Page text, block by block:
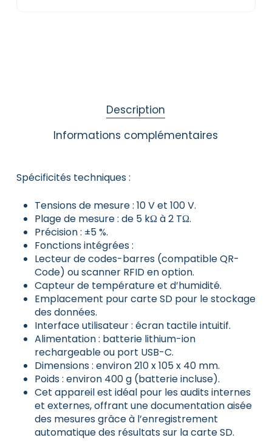
Description
Informations complémentaires
Spécificités techniques :
Tensions de mesure : 10 V et 100 V.​
Plage de mesure : de 5 kΩ à 2 TΩ.​
Précision : ±5 %.​
Fonctions intégrées :
Lecteur de codes-barres (compatible QR-
Code) ou scanner RFID en option.​
Capteur de température et d’humidité.​
Emplacement pour carte SD pour le stockage
des données.​
Interface utilisateur : écran tactile intuitif.​
Alimentation : batterie lithium-ion
rechargeable ou port USB-C.​
Dimensions : environ 210 x 105 x 40 mm.​
Poids : environ 400 g (batterie incluse).​
Cet appareil est idéal pour les audits internes
et externes, offrant une documentation aisée
des mesures grâce à l’enregistrement
automatique des résultats sur la carte SD.